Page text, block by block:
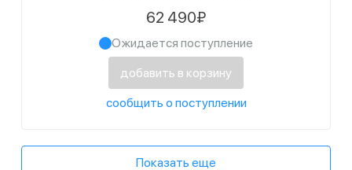
62 490₽
Ожидается поступление
добавить в корзину
сообщить о поступлении
Показать еще